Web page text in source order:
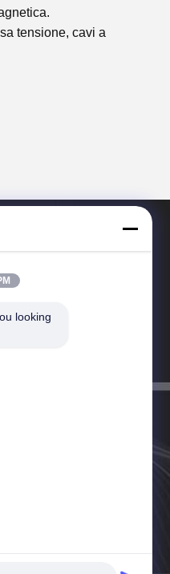
tensione, cavi a
Co.,
distretto di
looking